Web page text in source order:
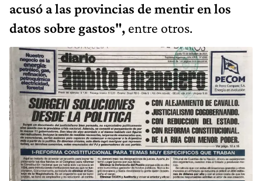
acusó a las provincias de mentir en los
datos sobre gastos", entre otros.